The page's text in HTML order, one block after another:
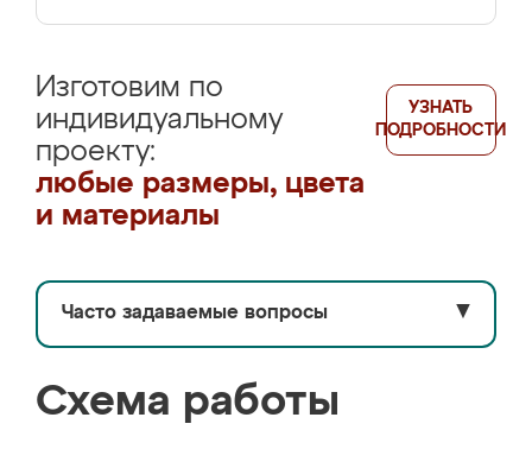
Изготовим по
индивидуальному
проекту:
любые размеры, цвета
и материалы
УЗНАТЬ
ПОДРОБНОСТИ
Часто задаваемые вопросы ▼
Схема работы